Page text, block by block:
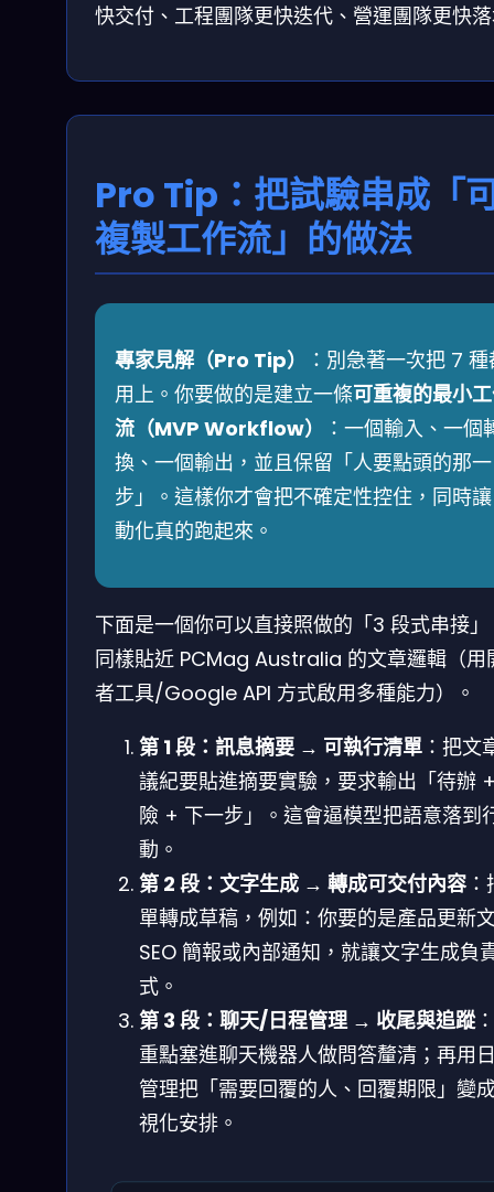
快交付、工程團隊更快迭代、營運團隊更快
Pro Tip：把試驗串成「
複製工作流」的做法
專家見解（Pro Tip）
：別急著一次把 7
用上。你要做的是建立一條可重複的最小
流（MVP Workflow）
：一個輸入、一個
換、一個輸出，並且保留「人要點頭的那一
步」。這樣你才會把不確定性控住，同時
動化真的跑起來。
下面是一個你可以直接照做的「3 段式串接
同樣貼近 PCMag Australia 的文章邏輯（用
者工具/Google API 方式啟用多種能力）。
第 1 段：訊息摘要 → 可執行清單 ：把文
議紀要貼進摘要實驗，要求輸出「待辦
險 + 下一步」。這會逼模型把語意落到
動。
第 2 段：文字生成 → 轉成可交付內容
單轉成草稿，例如：你要的是產品更新
SEO 簡報或內部通知，就讓文字生成負
式。
第 3 段：聊天/日程管理 → 收尾與追蹤
重點塞進聊天機器人做問答釐清；再用
管理把「需要回覆的人、回覆期限」變
視化安排。